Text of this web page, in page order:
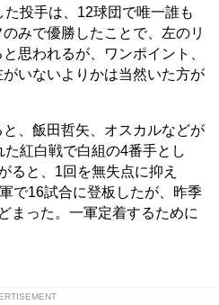
投手は、12球団で唯一誰も
みで優勝したことで、左のリ
思われるが、ワンポイント、
いないよりかは当然いた方が
、飯田哲矢、オスカルなどが
紅白戦で白組の4番手とし
ると、1回を無失点に抑え
で16試合に登板したが、昨季
まった。一軍定着するために